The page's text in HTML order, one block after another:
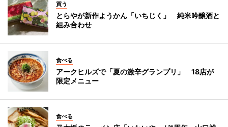
買う
とらやが新作ようかん「いちじく」 純米吟醸酒と
組み合わせ
食べる
アークヒルズで「夏の激辛グランプリ」 18店が
限定メニュー
食べる